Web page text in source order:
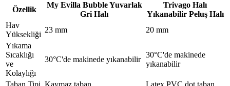
Özellik
My Evilla Bubble Yuvarlak
Gri Halı
Trivago Halı
Yıkanabilir Peluş Halı
Hav
Yüksekliği
23 mm
20 mm
Yıkama
Sıcaklığı
ve
Kolaylığı
30°C'de makinede yıkanabilir
30°C'de makinede
yıkanabilir